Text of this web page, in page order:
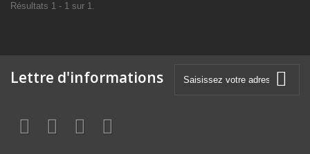
Résultats 1 - 1 sur 1.
Lettre d'informations